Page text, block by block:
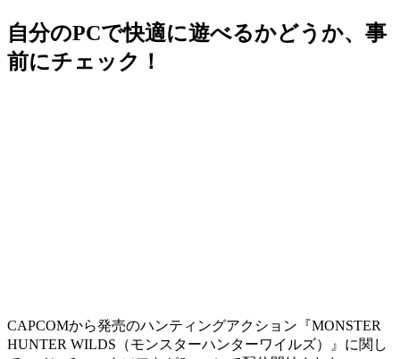
自分のPCで快適に遊べるかどうか、事
前にチェック！
CAPCOMから発売のハンティングアクション『MONSTER
HUNTER WILDS（モンスターハンターワイルズ）』に関し